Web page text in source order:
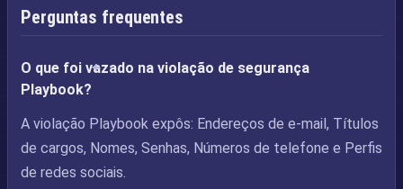
Perguntas frequentes
O que foi vazado na violação de segurança
Playbook?
A violação Playbook expôs: Endereços de e-mail, Títulos
de cargos, Nomes, Senhas, Números de telefone e Perfis
de redes sociais.